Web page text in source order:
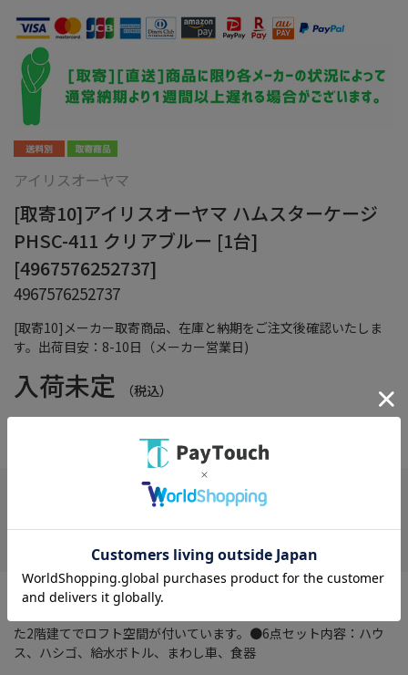
[取寄10]メーカー取寄商品、在庫と納期をご注文後確認いたしま
す。出荷目安：8-10日（メーカー営業日)
アイリスオーヤマ
[取寄10]アイリスオーヤマ ハムスターケージ
PHSC-411 クリアブルー [1台]
[4967576252737]
4967576252737
入荷未定 （税込）
お気に入り
透明パネルと大きなクリア窓でハムスターの様子が観察しやすい
た2階建てでロフト空間が付いています。●6点セット内容：ハウ
ス、ハシゴ、給水ボトル、まわし車、食器